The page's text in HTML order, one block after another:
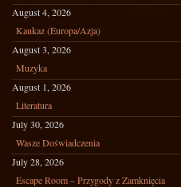
August 4, 2026
Kaukaz (Europa/Azja)
August 3, 2026
Muzyka
August 1, 2026
Literatura
July 30, 2026
Wasze Doświadczenia
July 28, 2026
Escape Room – Przygody z Zamknięcia